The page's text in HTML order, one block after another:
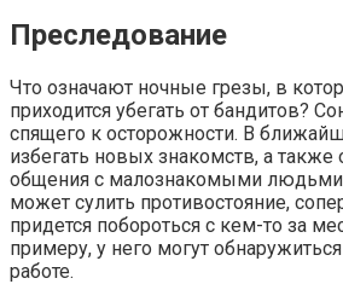
Преследование
Что означают ночные грезы, в
приходится убегать от бандитов?
спящего к осторожности. В
избегать новых знакомств, а также
общения с малознакомыми
может сулить противостояние,
придется побороться с кем-то за
примеру, у него могут
работе.